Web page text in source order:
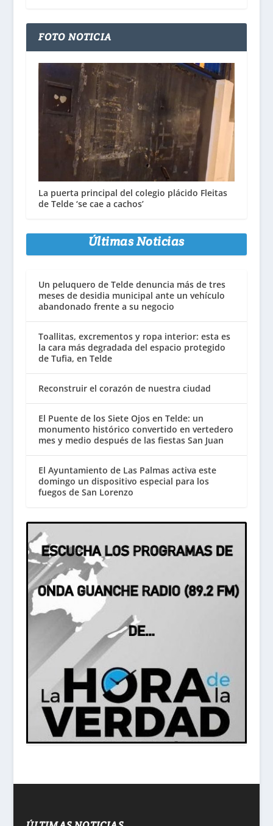
FOTO NOTICIA
La puerta principal del colegio plácido Fleitas
de Telde ‘se cae a cachos’
Últimas Noticias
Un peluquero de Telde denuncia más de tres
meses de desidia municipal ante un vehículo
abandonado frente a su negocio
Toallitas, excrementos y ropa interior: esta es
la cara más degradada del espacio protegido
de Tufia, en Telde
Reconstruir el corazón de nuestra ciudad
El Puente de los Siete Ojos en Telde: un
monumento histórico convertido en vertedero
mes y medio después de las fiestas San Juan
El Ayuntamiento de Las Palmas activa este
domingo un dispositivo especial para los
fuegos de San Lorenzo